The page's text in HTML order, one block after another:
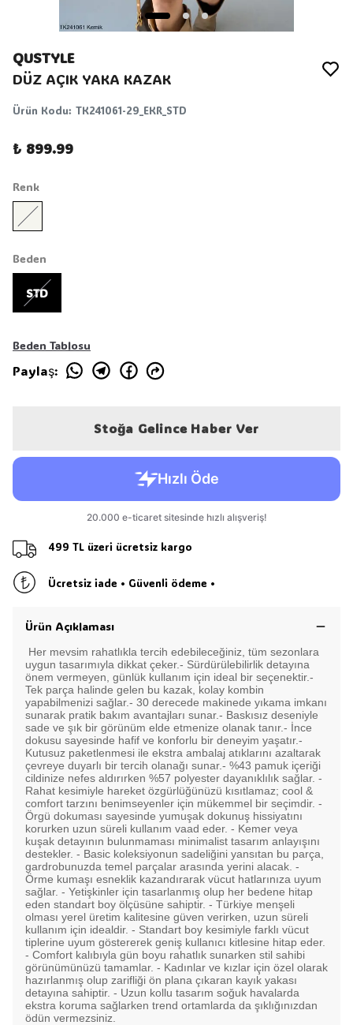
QUSTYLE
DÜZ AÇIK YAKA KAZAK
Ürün Kodu: TK241061-29_EKR_STD
₺ 899.99
Renk
Beden
STD
Beden Tablosu
Paylaş:
Stoğa Gelince Haber Ver
499 TL üzeri ücretsiz kargo
Ücretsiz iade • Güvenli ödeme •
Ürün Açıklaması
Her mevsim rahatlıkla tercih edebileceğiniz, tüm sezonlara
uygun tasarımıyla dikkat çeker.- Sürdürülebilirlik detayına
önem vermeyen, günlük kullanım için ideal bir seçenektir.-
Tek parça halinde gelen bu kazak, kolay kombin
yapabilmenizi sağlar.- 30 derecede makinede yıkama imkanı
sunarak pratik bakım avantajları sunar.- Baskısız deseniyle
sade ve şık bir görünüm elde etmenize olanak tanır.- İnce
dokusu sayesinde hafif ve konforlu bir deneyim yaşatır.-
Kutusuz paketlenmesi ile ekstra ambalaj atıklarını azaltarak
çevreye duyarlı bir tercih olanağı sunar.- %43 pamuk içeriği
cildinize nefes aldırırken %57 polyester dayanıklılık sağlar. -
Rahat kesimiyle hareket özgürlüğünüzü kısıtlamaz; cool &
comfort tarzını benimseyenler için mükemmel bir seçimdir. -
Örgü dokuması sayesinde yumuşak dokunuş hissiyatını
korurken uzun süreli kullanım vaad eder. - Kemer veya
kuşak detayının bulunmaması minimalist tasarım anlayışını
destekler. - Basic koleksiyonun sadeliğini yansıtan bu parça,
gardrobunuzda temel parçalar arasında yerini alacak. -
Örme kumaşı esneklik kazandırarak vücut hatlarınıza uyum
sağlar. - Yetişkinler için tasarlanmış olup her bedene hitap
eden standart boy ölçüsüne sahiptir. - Türkiye menşeli
olması yerel üretim kalitesine güven verirken, uzun süreli
kullanım için idealdir. - Standart boy kesimiyle farklı vücut
tiplerine uyum göstererek geniş kullanıcı kitlesine hitap eder.
- Comfort kalıbıyla gün boyu rahatlık sunarken stil sahibi
görünümünüzü tamamlar. - Kadınlar ve kızlar için özel olarak
hazırlanmış olup zarifliği ön plana çıkaran kayık yakası
detayına sahiptir. - Uzun kollu tasarım soğuk havalarda
ekstra koruma sağlarken trend ortamlarda da şıklığınızdan
ödün vermezsiniz.